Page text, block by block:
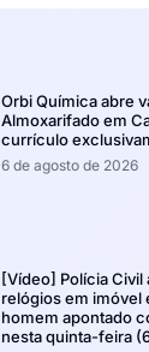
Orbi Química abre
Almoxarifado em
currículo
6 de agosto de 2026
[Vídeo] Polícia
relógios em imóvel
homem apontado
nesta quinta-feira